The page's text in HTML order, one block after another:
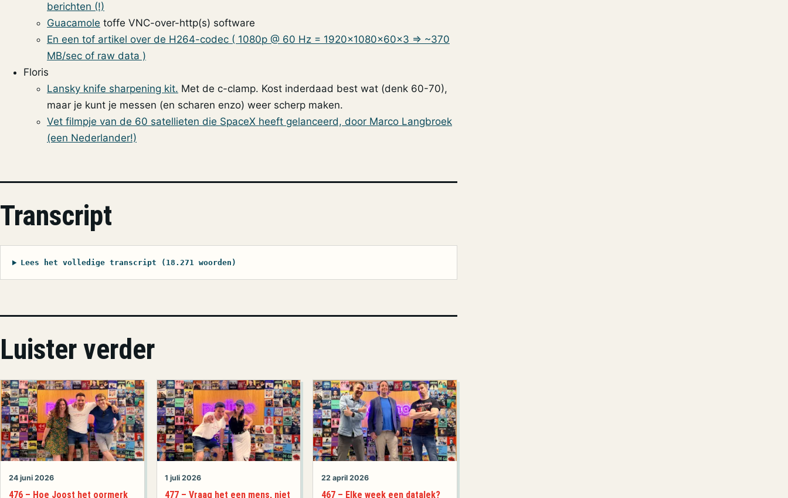
berichten (!)
Guacamole toffe VNC-over-http(s) software
En een tof artikel over de H264-codec ( 1080p @ 60 Hz = 1920x1080x60x3 => ~370
MB/sec of raw data )
Floris
Lansky knife sharpening kit. Met de c-clamp. Kost inderdaad best wat (denk 60-70),
maar je kunt je messen (en scharen enzo) weer scherp maken.
Vet filmpje van de 60 satellieten die SpaceX heeft gelanceerd, door Marco Langbroek
(een Nederlander!)
Transcript
Lees het volledige transcript (18.271 woorden)
Luister verder
24 juni 2026
476 – Hoe Joost het oormerk
1 juli 2026
477 – Vraag het een mens, niet
22 april 2026
467 – Elke week een datalek?